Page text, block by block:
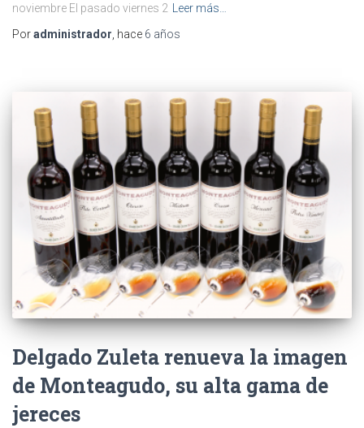
noviembre El pasado viernes 2
Leer más…
Poradministrador , hace 6 años
Delgado Zuleta renueva la imagen
de Monteagudo, su alta gama de
jereces